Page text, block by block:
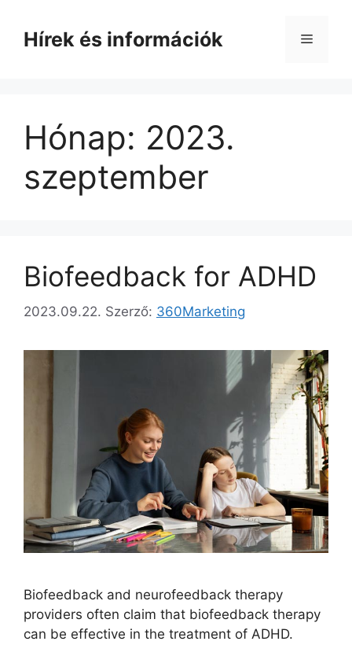
tartalomba
Hírek és információk Menü
Hónap: 2023.
szeptember
Biofeedback for ADHD
2023.09.22. Szerző: 360Marketing
Biofeedback and neurofeedback therapy
providers often claim that biofeedback therapy
can be effective in the treatment of ADHD.